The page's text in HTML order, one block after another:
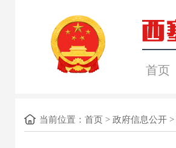
首页
当前位置： 首页> 政府信息公开>